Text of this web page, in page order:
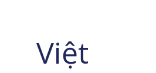
Việt